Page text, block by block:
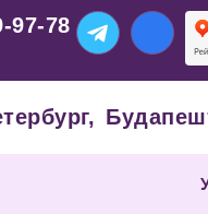
97-78